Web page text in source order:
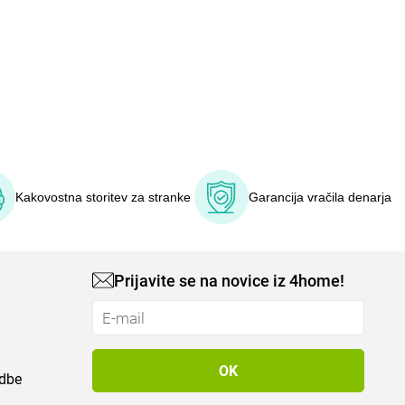
Kakovostna storitev za stranke Garancija vračila denarja
Prijavite se na novice iz 4home!